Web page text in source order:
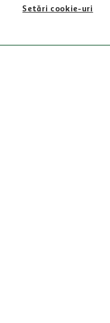
Setări cookie-uri